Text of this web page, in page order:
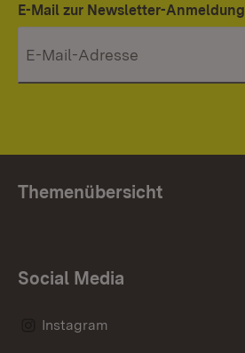
E-Mail zur Newsletter-Anmeldung
Themenübersicht
Social Media
Instagram